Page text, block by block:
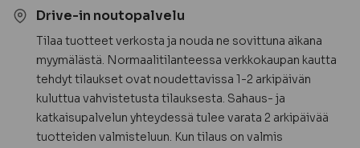
Drive-in noutopalvelu
Tilaa tuotteet verkosta ja nouda ne sovittuna aikana
myymälästä. Normaalitilanteessa verkkokaupan kautta
tehdyt tilaukset ovat noudettavissa 1-2 arkipäivän
kuluttua vahvistetusta tilauksesta. Sahaus- ja
katkaisupalvelun yhteydessä tulee varata 2 arkipäivää
tuotteiden valmisteluun. Kun tilaus on valmis